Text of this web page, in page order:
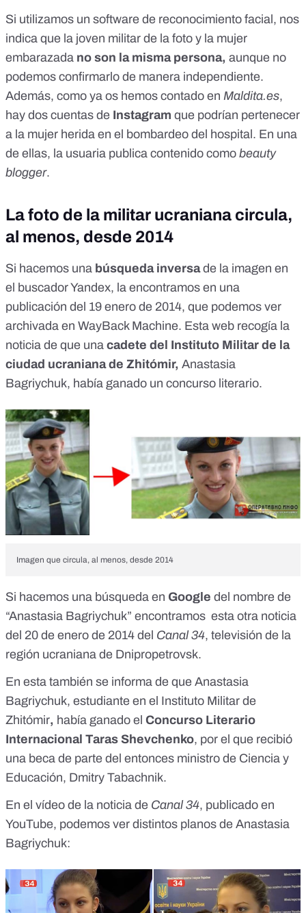
Si utilizamos un software de reconocimiento facial, nos
indica que la joven militar de la foto y la mujer
embarazada no son la misma persona, aunque no
podemos confirmarlo de manera independiente.
Además, como ya os hemos contado en Maldita.es,
hay dos cuentas de Instagram que podrían pertenecer
a la mujer herida en el bombardeo del hospital . En una
de ellas, la usuaria publica contenido como beauty
blogger.
La foto de la militar ucraniana circula,
al menos, desde 2014
Si hacemos una búsqueda inversade la imagen en
el buscador Yandex, la encontramos en una
publicación del 19 enero de 2014, que podemos ver
archivada en WayBack Machine. Esta web recogía la
noticia de que una cadete del Instituto Militar de la
ciudad ucraniana de Zhitómir, Anastasia
Bagriychuk, había ganado un concurso literario.
Imagen que circula, al menos, desde 2014
Si hacemos una búsqueda en Google del nombre de
“Anastasia Bagriychuk” encontramos esta otra noticia
del 20 de enero de 2014 del Canal 34, televisión de la
región ucraniana de Dnipropetrovsk.
En esta también se informa de que Anastasia
Bagriychuk, estudiante en el Instituto Militar de
Zhitómir, había ganado el Concurso Literario
Internacional Taras Shevchenko, por el que recibió
una beca de parte del entonces ministro de Ciencia y
Educación, Dmitry Tabachnik.
En el vídeo de la noticia de Canal 34, publicado en
YouTube, podemos ver distintos planos de Anastasia
Bagriychuk: